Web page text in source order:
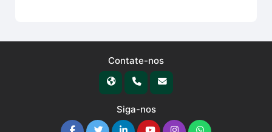
Contate-nos
Siga-nos